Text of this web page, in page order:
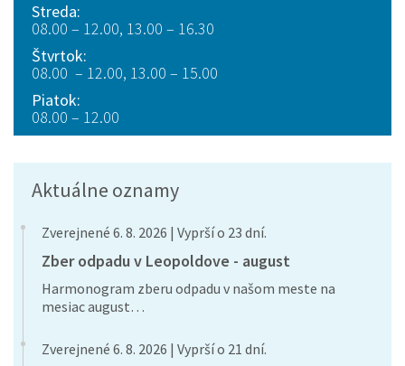
Streda:
08.00 – 12.00, 13.00 – 16.30
Štvrtok:
08.00 – 12.00, 13.00 – 15.00
Piatok:
08.00 – 12.00
Aktuálne oznamy
Zverejnené 6. 8. 2026 | Vyprší o 23 dní.
Zber odpadu v Leopoldove - august
Harmonogram zberu odpadu v našom meste na
mesiac august…
Zverejnené 6. 8. 2026 | Vyprší o 21 dní.